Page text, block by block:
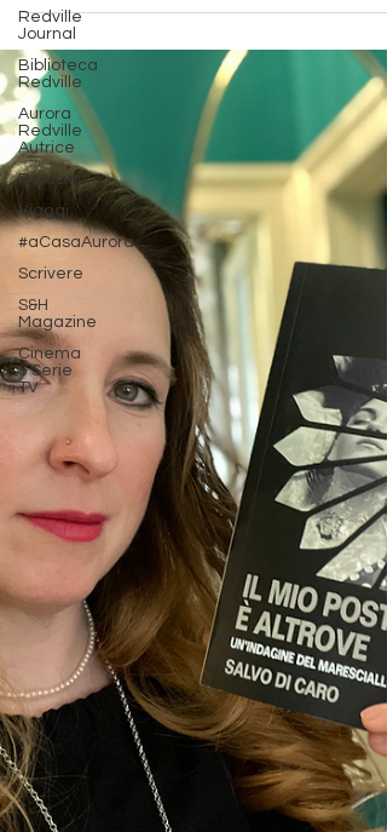
Redville
Journal
Biblioteca
Redville
Aurora
Redville
Autrice
Relazioni
Viaggi
#aCasaAurora
Scrivere
S&H
Magazine
Cinema
& Serie
TV
end? Pubblico la mia rubrica di martedì
anziché...